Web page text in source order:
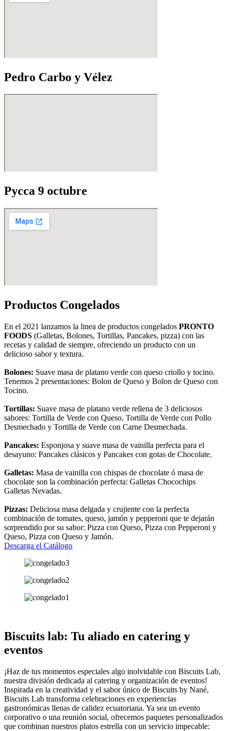
Pedro Carbo y Vélez
Pycca 9 octubre
Productos Congelados
En el 2021 lanzamos la linea de productos congelados PRONTO
FOODS (Galletas, Bolones, Tortillas, Pancakes, pizza) con las
recetas y calidad de siempre, ofreciendo un producto con un
delicioso sabor y textura.
Bolones: Suave masa de platano verde con queso criollo y tocino.
Tenemos 2 presentaciones: Bolon de Queso y Bolon de Queso con
Tocino.
Tortillas: Suave masa de platano verde rellena de 3 deliciosos
sabores: Tortilla de Verde con Queso, Tortilla de Verde con Pollo
Desmechado y Tortilla de Verde con Carne Desmechada.
Pancakes: Esponjosa y suave masa de vainilla perfecta para el
desayuno: Pancakes clásicos y Pancakes con gotas de Chocolate.
Galletas: Masa de vainilla con chispas de chocolate ó masa de
chocolate son la combinación perfecta: Galletas Chocochips
Galletas Nevadas.
Pizzas: Deliciosa masa delgada y crujiente con la perfecta
combinación de tomates, queso, jamón y pepperoni que te dejarán
sorprendido por su sabor: Pizza con Queso, Pizza con Pepperoni y
Queso, Pizza con Queso y Jamón.
Descarga el Catálogo
Biscuits lab: Tu aliado en catering y
eventos
¡Haz de tus momentos especiales algo inolvidable con Biscuits Lab,
nuestra división dedicada al catering y organización de eventos!
Inspirada en la creatividad y el sabor único de Biscuits by Nané,
Biscuits Lab transforma celebraciones en experiencias
gastronómicas llenas de calidez ecuatoriana. Ya sea un evento
corporativo o una reunión social, ofrecemos paquetes personalizados
que combinan nuestros platos estrella con un servicio impecable: